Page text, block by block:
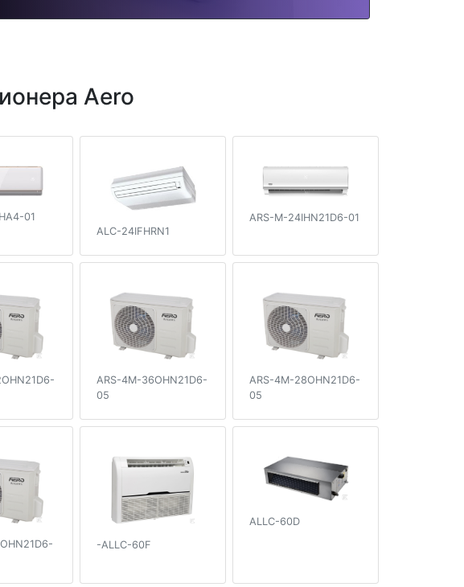
Aero
01
ALC-24IFHRN1
ARS-M-24IHN21D6-01
ARS-4M-36OHN21D6-
05
ARS-4M-28OHN21D6-
05
-ALLC-60F
ALLC-60D